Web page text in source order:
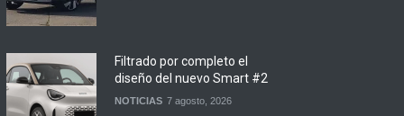
Filtrado por completo el
diseño del nuevo Smart #2
NOTICIAS 7 agosto, 2026